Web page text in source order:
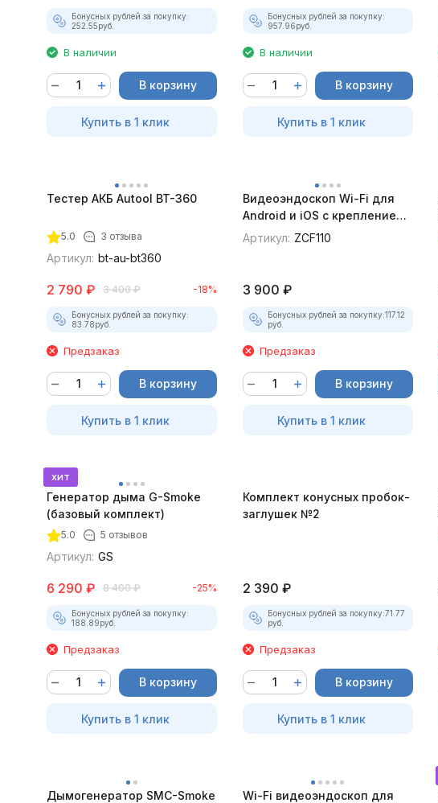
Бонусных рублей за покупку:
252.55руб.
В наличии
В корзину
Купить в 1 клик
Бонусных рублей за покупку:
957.96руб.
В наличии
В корзину
Купить в 1 клик
Тестер АКБ Autool BT-360
5.0 3 отзыва
Артикул: bt-au-bt360
2 790 ₽ 3 400 ₽ -18%
Бонусных рублей за покупку:
83.78руб.
Предзаказ
В корзину
Купить в 1 клик
Видеоэндоскоп Wi-Fi для
Android и iOS с креплением
для смартфона
Артикул: ZCF110
3 900 ₽
Бонусных рублей за покупку:117.12
руб.
Предзаказ
В корзину
Купить в 1 клик
хит
Генератор дыма G-Smoke
(базовый комплект)
5.0 5 отзывов
Артикул: GS
6 290 ₽ 8 400 ₽ -25%
Бонусных рублей за покупку:
188.89руб.
Предзаказ
В корзину
Купить в 1 клик
Комплект конусных пробок-
заглушек №2
2 390 ₽
Бонусных рублей за покупку:71.77
руб.
Предзаказ
В корзину
Купить в 1 клик
Дымогенератор SMC-Smoke
Wi-Fi видеоэндоскоп для